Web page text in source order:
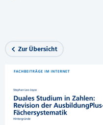
Zur Übersicht